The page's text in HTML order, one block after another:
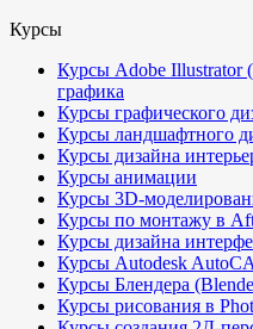
Курсы
Курсы Adobe Illustrator
графика
Курсы графического
Курсы ландшафтного
Курсы дизайна
Курсы анимации
Курсы 3D-
Курсы по монтажу в
Курсы дизайна
Курсы Autodesk
Курсы Блендера
Курсы рисования в